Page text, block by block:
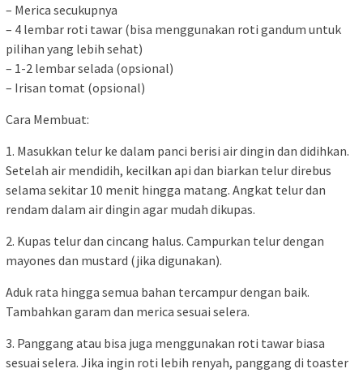
– Merica secukupnya
– 4 lembar roti tawar (bisa menggunakan roti gandum untuk
pilihan yang lebih sehat)
– 1-2 lembar selada (opsional)
– Irisan tomat (opsional)
Cara Membuat:
1. Masukkan telur ke dalam panci berisi air dingin dan didihkan.
Setelah air mendidih, kecilkan api dan biarkan telur direbus
selama sekitar 10 menit hingga matang. Angkat telur dan
rendam dalam air dingin agar mudah dikupas.
2. Kupas telur dan cincang halus. Campurkan telur dengan
mayones dan mustard (jika digunakan).
Aduk rata hingga semua bahan tercampur dengan baik.
Tambahkan garam dan merica sesuai selera.
3. Panggang atau bisa juga menggunakan roti tawar biasa
sesuai selera. Jika ingin roti lebih renyah, panggang di toaster